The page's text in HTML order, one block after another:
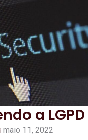
a LGPD
maio 11, 2022